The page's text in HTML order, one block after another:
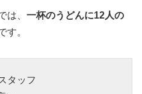
は、 一杯のうどんに12人の
す。
タッフ